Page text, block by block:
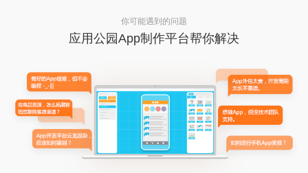
你可能遇到的问题
应用公园App制作平台帮你解决